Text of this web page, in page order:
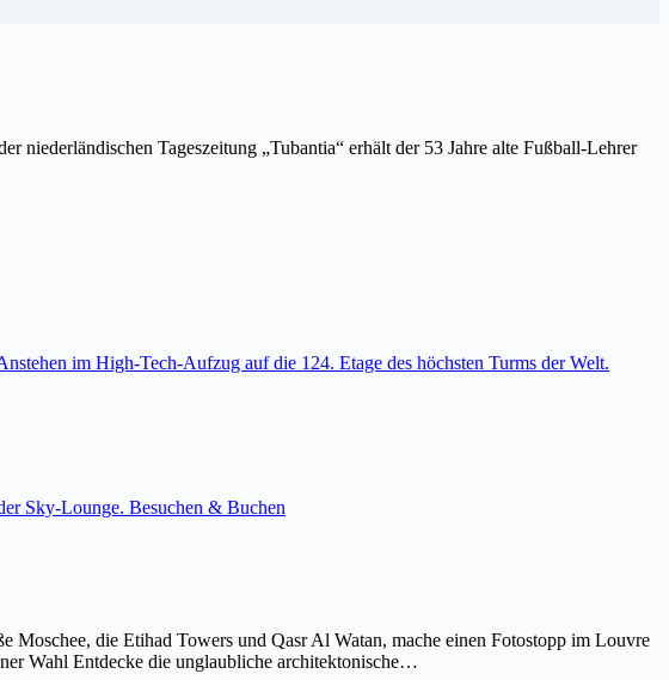
niederländischen Tageszeitung „Tubantia“ erhält der 53 Jahre alte Fußball-Lehrer
im High-Tech-Aufzug auf die 124. Etage des höchsten Turms der Welt.
Sky-Lounge. Besuchen & Buchen
die Etihad Towers und Qasr Al Watan, mache einen Fotostopp im Louvre
Wahl Entdecke die unglaubliche architektonische…